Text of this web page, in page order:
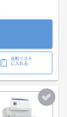
比較リスト
に入れる